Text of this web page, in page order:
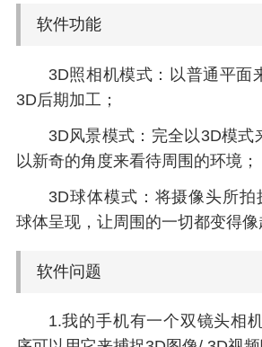
软件功能
3D照相机模式：以普通平面
3D后期加工；
3D风景模式：完全以3D模式
以新奇的角度来看待周围的环境；
3D球体模式：将摄像头所拍
球体呈现，让周围的一切都变得像
软件问题
1.我的手机有一个双镜头相